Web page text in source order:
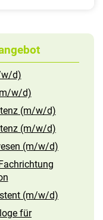
w/d)
w/d)
(m/w/d)
(m/w/d)
(m/w/d)
(m/w/d)
für